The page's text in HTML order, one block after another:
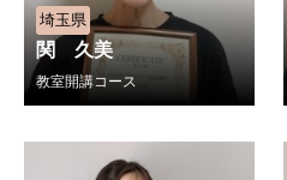
埼玉県
関 久美
教室開講コース